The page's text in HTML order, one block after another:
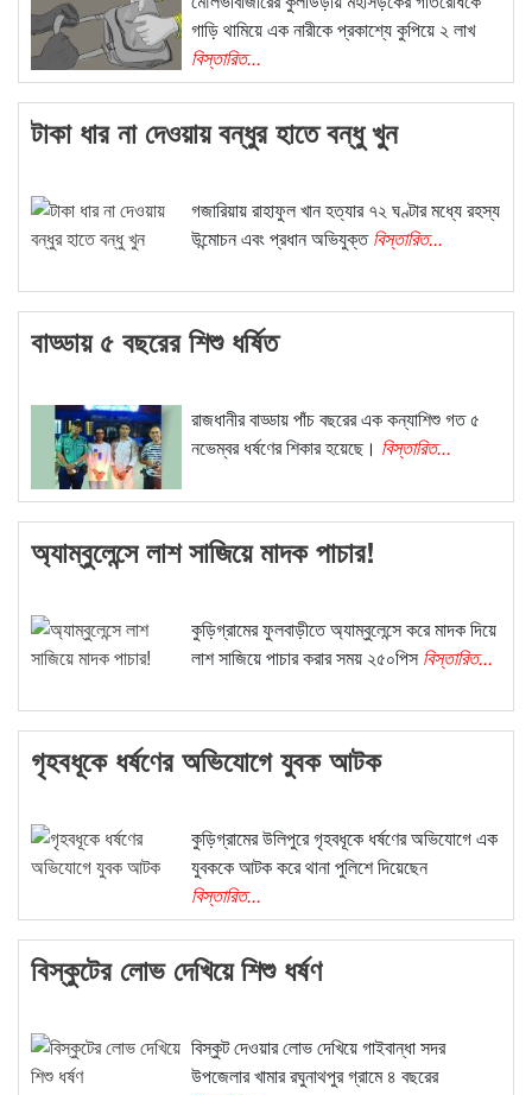
গাড়ি থামিয়ে এক নারীকে প্রকাশ্যে কুপিয়ে ২ লাখ
বিস্তারিত...
টাকা ধার না দেওয়ায় বন্ধুর হাতে বন্ধু খুন
গজারিয়ায় রাহাফুল খান হত্যার ৭২ ঘণ্টার মধ্যে রহস্য
উন্মোচন এবং প্রধান অভিযুক্তবিস্তারিত...
বাড্ডায় ৫ বছরের শিশু ধর্ষিত
রাজধানীর বাড্ডায় পাঁচ বছরের এক কন্যাশিশু গত ৫
নভেম্বর ধর্ষণের শিকার হয়েছে। বিস্তারিত...
অ্যাম্বুলেন্সে লাশ সাজিয়ে মাদক পাচার!
কুড়িগ্রামের ফুলবাড়ীতে অ্যাম্বুলেন্সে করে মাদক দিয়ে
লাশ সাজিয়ে পাচার করার সময় ২৫০পিস বিস্তারিত...
গৃহবধূকে ধর্ষণের অভিযোগে যুবক আটক
কুড়িগ্রামের উলিপুরে গৃহবধূকে ধর্ষণের অভিযোগে এক
যুবককে আটক করে থানা পুলিশে দিয়েছেন
বিস্তারিত...
বিস্কুটের লোভ দেখিয়ে শিশু ধর্ষণ
বিস্কুট দেওয়ার লোভ দেখিয়ে গাইবান্ধা সদর
উপজেলার খামার রঘুনাথপুর গ্রামে ৪ বছরের